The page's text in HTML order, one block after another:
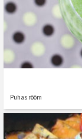
Puhas rõõm